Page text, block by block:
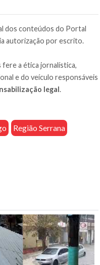
dos conteúdos do Portal
autorização por escrito.
a ética jornalística,
e do veículo responsáveis
legal.
Região Serrana